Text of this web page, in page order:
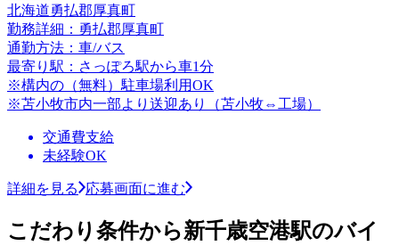
北海道勇払郡厚真町
勤務詳細：勇払郡厚真町
通勤方法：車/バス
最寄り駅：さっぽろ駅から車1分
※構内の（無料）駐車場利用OK
※苫小牧市内一部より送迎あり（苫小牧⇔工場）
交通費支給
未経験OK
詳細を見る 応募画面に進む
こだわり条件から新千歳空港駅のバイ